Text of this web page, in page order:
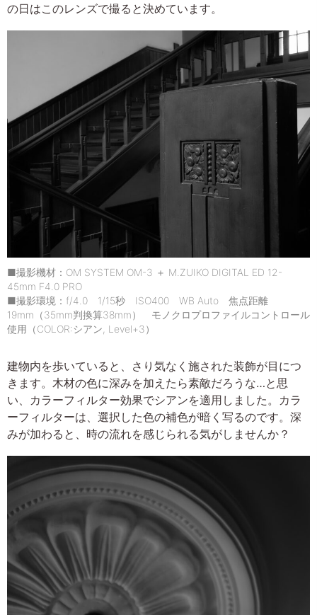
の日はこのレンズで撮ると決めています。
■撮影機材：OM SYSTEM OM-3 ＋ M.ZUIKO DIGITAL ED 12-
45mm F4.0 PRO
■撮影環境：f/4.0 1/15秒 ISO400 WB Auto 焦点距離
19mm（35mm判換算38mm） モノクロプロファイルコントロール
使用（COLOR:シアン, Level+3）
建物内を歩いていると、さり気なく施された装飾が目につ
きます。木材の色に深みを加えたら素敵だろうな…と思
い、カラーフィルター効果でシアンを適用しました。カラ
ーフィルターは、選択した色の補色が暗く写るのです。深
みが加わると、時の流れを感じられる気がしませんか？